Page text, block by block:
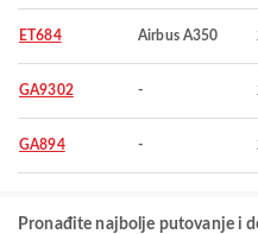
ET684 Airbus A350
GA9302 -
GA894 -
Pronađite najbolje putovanje i